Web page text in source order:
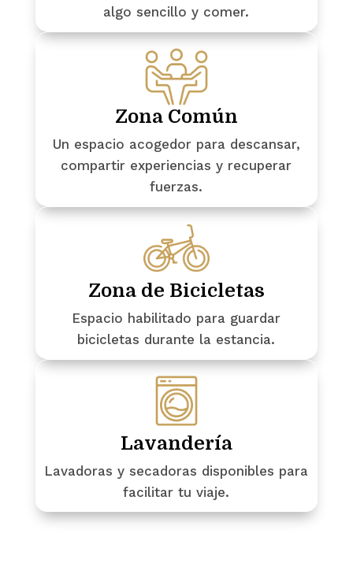
algo sencillo y comer.
Zona Común
Un espacio acogedor para descansar,
compartir experiencias y recuperar
fuerzas.
Zona de Bicicletas
Espacio habilitado para guardar
bicicletas durante la estancia.
Lavandería
Lavadoras y secadoras disponibles para
facilitar tu viaje.